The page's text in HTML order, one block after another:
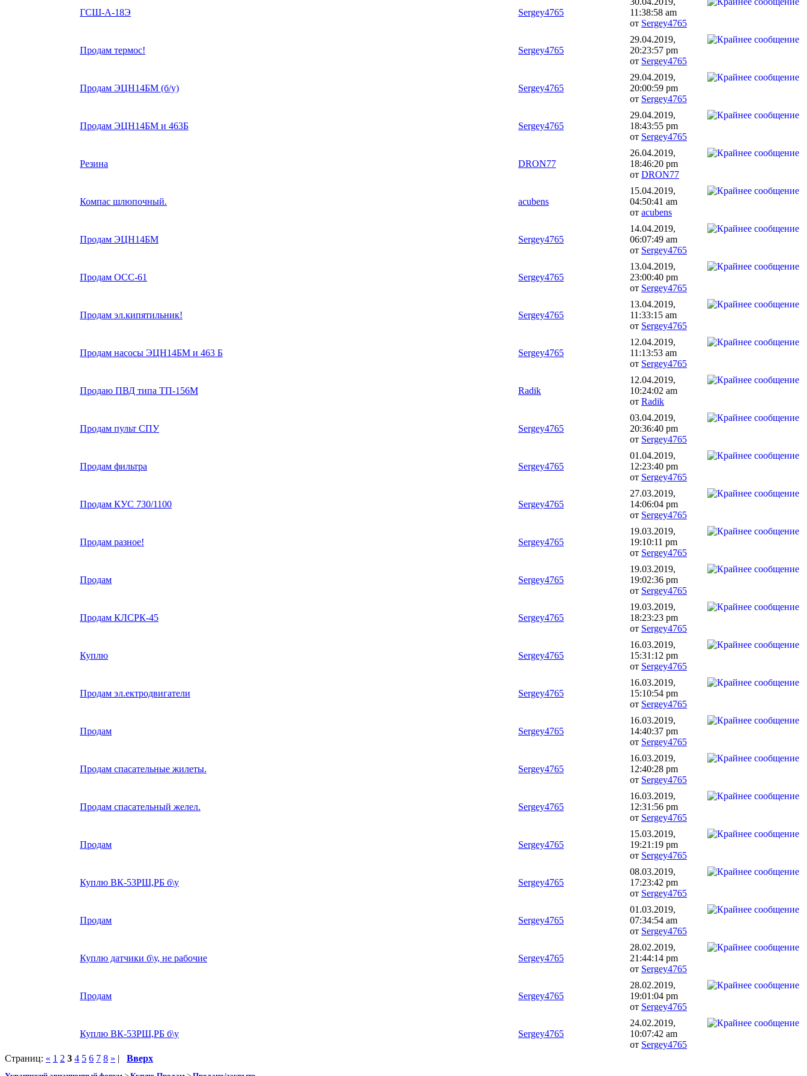
ГСШ-А-18Э Sergey4765
11:38:58 am
от Sergey4765
Продам термос! Sergey4765
29.04.2019,
20:23:57 pm
от Sergey4765
Продам ЭЦН14БМ (б/у) Sergey4765
29.04.2019,
20:00:59 pm
от Sergey4765
Продам ЭЦН14БМ и 463Б Sergey4765
29.04.2019,
18:43:55 pm
от Sergey4765
Резина DRON77
26.04.2019,
18:46:20 pm
от DRON77
Компас шлюпочный. acubens
15.04.2019,
04:50:41 am
от acubens
Продам ЭЦН14БМ Sergey4765
14.04.2019,
06:07:49 am
от Sergey4765
Продам ОСС-61 Sergey4765
13.04.2019,
23:00:40 pm
от Sergey4765
Продам эл.кипятильник! Sergey4765
13.04.2019,
11:33:15 am
от Sergey4765
Продам насосы ЭЦН14БМ и 463 Б Sergey4765
12.04.2019,
11:13:53 am
от Sergey4765
Продаю ПВД типа ТП-156М Radik
12.04.2019,
10:24:02 am
от Radik
Продам пульт СПУ Sergey4765
03.04.2019,
20:36:40 pm
от Sergey4765
Продам фильтра Sergey4765
01.04.2019,
12:23:40 pm
от Sergey4765
Продам КУС 730/1100 Sergey4765
27.03.2019,
14:06:04 pm
от Sergey4765
Продам разное! Sergey4765
19.03.2019,
19:10:11 pm
от Sergey4765
Продам Sergey4765
19.03.2019,
19:02:36 pm
от Sergey4765
Продам КЛСРК-45 Sergey4765
19.03.2019,
18:23:23 pm
от Sergey4765
Куплю Sergey4765
16.03.2019,
15:31:12 pm
от Sergey4765
Продам эл.ектродвигатели Sergey4765
16.03.2019,
15:10:54 pm
от Sergey4765
Продам Sergey4765
16.03.2019,
14:40:37 pm
от Sergey4765
Продам спасательные жилеты. Sergey4765
16.03.2019,
12:40:28 pm
от Sergey4765
Продам спасательный желел. Sergey4765
16.03.2019,
12:31:56 pm
от Sergey4765
Продам Sergey4765
15.03.2019,
19:21:19 pm
от Sergey4765
Куплю ВК-53РШ,РБ б\у Sergey4765
08.03.2019,
17:23:42 pm
от Sergey4765
Продам Sergey4765
01.03.2019,
07:34:54 am
от Sergey4765
Куплю датчики б\у, не рабочие Sergey4765
28.02.2019,
21:44:14 pm
от Sergey4765
Продам Sergey4765
28.02.2019,
19:01:04 pm
от Sergey4765
Куплю ВК-53РШ,РБ б\у Sergey4765
24.02.2019,
10:07:42 am
от Sergey4765
Страниц: « 1 2 3 4 5 6 7 8 » | Вверх